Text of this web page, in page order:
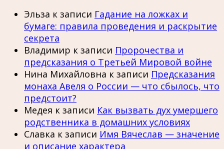
Эльза к записи Гадание на ложках и
бумаге: правила проведения и раскрытие
секрета
Владимир к записи Пророчества и
предсказания о Третьей Мировой войне
Нина Михайловна к записи Предсказания
монаха Авеля о России — что сбылось, что
предстоит?
Медея к записи Как вызвать дух умершего
родственника в домашних условиях
Славка к записи Имя Вячеслав — значение
и описание характера